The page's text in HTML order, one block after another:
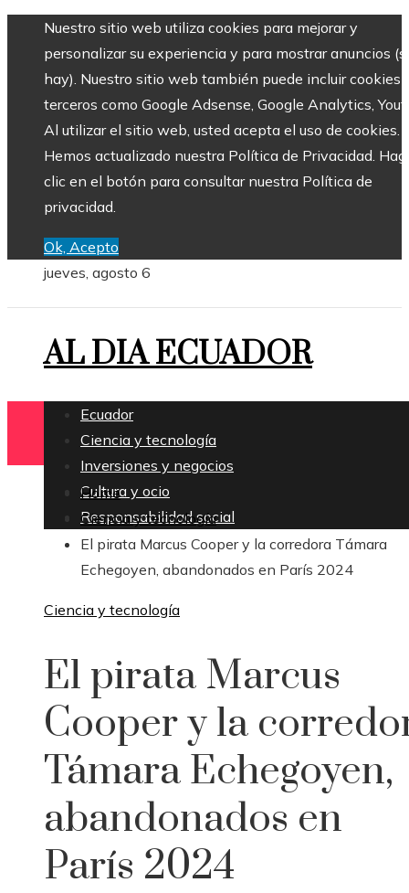
Nuestro sitio web utiliza cookies para mejorar y
personalizar su experiencia y para mostrar anuncios
hay). Nuestro sitio web también puede incluir cookies
terceros como Google Adsense, Google Analytics,
Al utilizar el sitio web, usted acepta el uso de cookies.
Hemos actualizado nuestra Política de Privacidad.
clic en el botón para consultar nuestra Política de
privacidad.
Ok, Acepto
jueves, agosto 6
AL DIA ECUADOR
Ecuador
Ciencia y tecnología
Inversiones y negocios
Cultura y ocio
Responsabilidad social
Home
Ciencia y tecnología
El pirata Marcus Cooper y la corredora Támara
Echegoyen, abandonados en París 2024
Ciencia y tecnología
El pirata Marcus
Cooper y la
Támara Echegoyen,
abandonados en
París 2024